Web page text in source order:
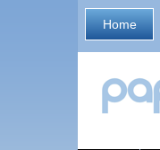
Home